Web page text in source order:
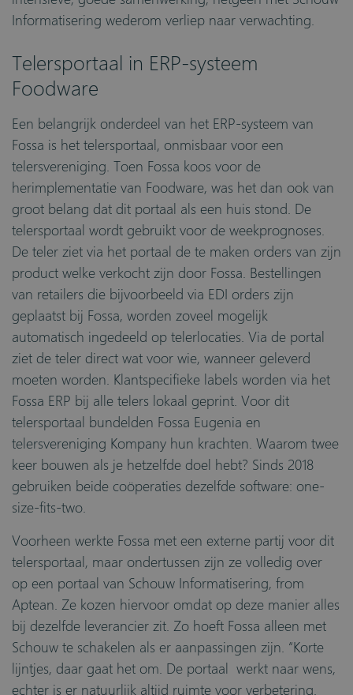
Informatisering wederom verliep naar verwachting.
Telersportaal in ERP-systeem
Foodware
Een belangrijk onderdeel van het ERP-systeem van
Fossa is het telersportaal, onmisbaar voor een
telersvereniging. Toen Fossa koos voor de
herimplementatie van Foodware, was het dan ook van
groot belang dat dit portaal als een huis stond. De
telersportaal wordt gebruikt voor de weekprognoses.
De teler ziet via het portaal de te maken orders van zijn
product welke verkocht zijn door Fossa. Bestellingen
van retailers die bijvoorbeeld via EDI orders zijn
geplaatst bij Fossa, worden zoveel mogelijk
automatisch ingedeeld op telerlocaties. Via de portal
ziet de teler direct wat voor wie, wanneer geleverd
moeten worden. Klantspecifieke labels worden via het
Fossa ERP bij alle telers lokaal geprint. Voor dit
telersportaal bundelden Fossa Eugenia en
telersvereniging Kompany hun krachten. Waarom twee
keer bouwen als je hetzelfde doel hebt? Sinds 2018
gebruiken beide coöperaties dezelfde software: one-
size-fits-two.
Voorheen werkte Fossa met een externe partij voor dit
telersportaal, maar ondertussen zijn ze volledig over
op een portaal van Schouw Informatisering, from
Aptean. Ze kozen hiervoor omdat op deze manier alles
bij dezelfde leverancier zit. Zo hoeft Fossa alleen met
Schouw te schakelen als er aanpassingen zijn. “Korte
lijntjes, daar gaat het om. De portaal werkt naar wens,
echter is er natuurlijk altijd ruimte voor verbetering.